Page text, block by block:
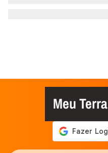
Meu Terra